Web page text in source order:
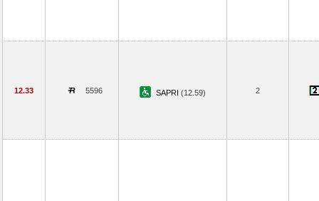
12.33 5596 SAPRI (12.59) 2